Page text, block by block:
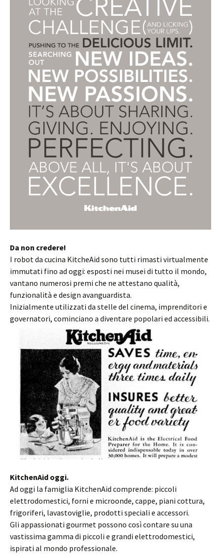
Da non credere!
I robot da cucina KitcheAid sono tutti rimasti virtualmente
immutati fino ad oggi: esposti nei musei di tutto il mondo,
vantano numerosi premi che ne attestano qualità,
funzionalità e design avanguardista.
Inizialmente utilizzati da stelle del cinema, imprenditori e
governatori, cominciano a diventare popolari ed accessibili.
KitchenAid oggi.
Ad oggi la famiglia KitchenAid comprende: piccoli
elettrodomestici, forni e microonde, cappe, piani cottura,
frigoriferi, lavastoviglie, prodotti speciali e accessori.
Gli appassionati gourmet possono così contare su una
vastissima gamma di piccoli e grandi elettrodomestici,
ispirati al mondo professionale.